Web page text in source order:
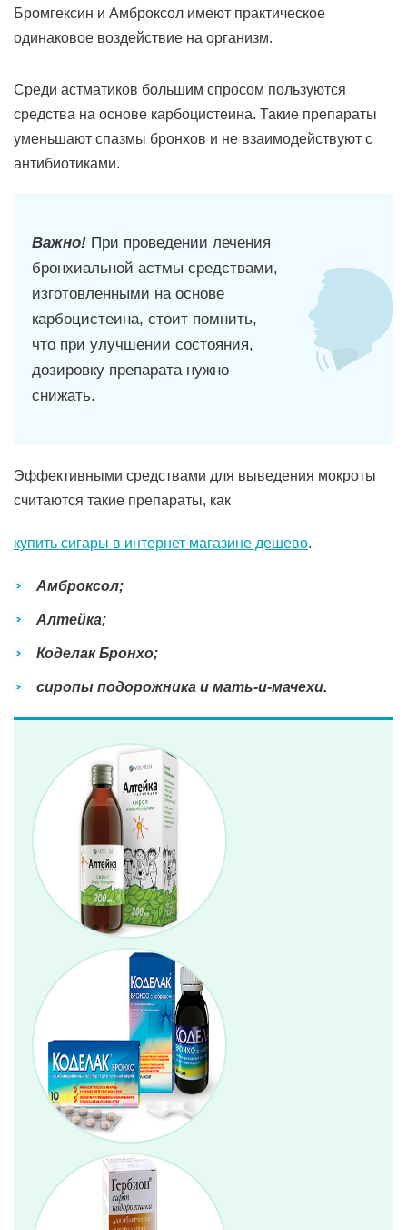
Бромгексин и Амброксол имеют практическое
одинаковое воздействие на организм.
Среди астматиков большим спросом пользуются
средства на основе карбоцистеина. Такие препараты
уменьшают спазмы бронхов и не взаимодействуют с
антибиотиками.
Важно! При проведении лечения
бронхиальной астмы средствами,
изготовленными на основе
карбоцистеина, стоит помнить,
что при улучшении состояния,
дозировку препарата нужно
снижать.
Эффективными средствами для выведения мокроты
считаются такие препараты, как
купить сигары в интернет магазине дешево.
Амброксол;
Алтейка;
Коделак Бронхо;
сиропы подорожника и мать-и-мачехи.